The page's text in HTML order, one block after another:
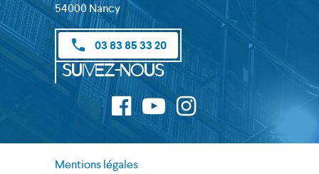
54000 Nancy
phone 03 83 85 33 20
Suivez-nous
Mentions légales